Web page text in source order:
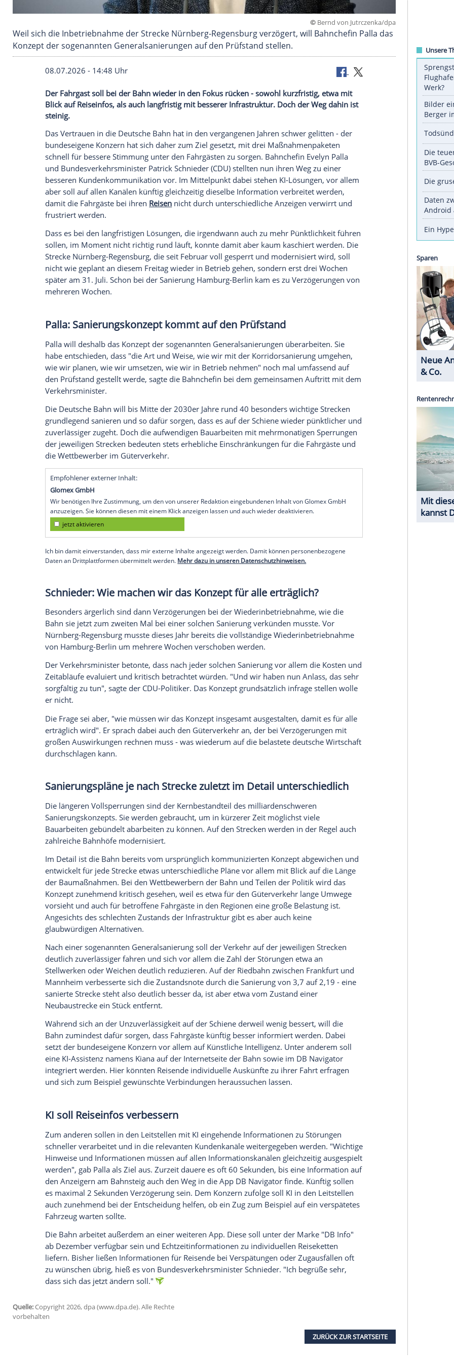
Bernd von
Weil sich die Inbetriebnahme der Strecke Nürnberg-Regensburg verzögert, will Bahnchefin
Konzept der sogenannten Generalsanierungen auf den Prüfstand stellen.
08.07.2026 - 14:48 Uhr
Der Fahrgast soll bei der Bahn wieder in den Fokus rücken - sowohl kurzfristig, etwa mit
Blick auf Reiseinfos, als auch langfristig mit besserer Infrastruktur. Doch der Weg dahin ist
steinig.
Das Vertrauen in die Deutsche Bahn hat in den vergangenen Jahren schwer gelitten - der
bundeseigene Konzern hat sich daher zum Ziel gesetzt, mit drei Maßnahmenpaketen
schnell für bessere Stimmung unter den Fahrgästen zu sorgen. Bahnchefin Evelyn Palla
und Bundesverkehrsminister Patrick Schnieder (CDU) stellten nun ihren Weg zu einer
besseren Kundenkommunikation vor. Im Mittelpunkt dabei stehen KI-Lösungen, vor allem
aber soll auf allen Kanälen künftig gleichzeitig dieselbe Information verbreitet werden,
damit die Fahrgäste bei ihren
nicht durch unterschiedliche Anzeigen verwirrt und
frustriert werden.
Dass es bei den langfristigen Lösungen, die irgendwann auch zu mehr Pünktlichkeit führen
sollen, im Moment nicht richtig rund läuft, konnte damit aber kaum kaschiert werden. Die
Strecke Nürnberg-Regensburg, die seit Februar voll gesperrt und modernisiert wird, soll
nicht wie geplant an diesem Freitag wieder in Betrieb gehen, sondern erst drei Wochen
später am 31. Juli. Schon bei der Sanierung Hamburg-Berlin kam es zu Verzögerungen von
mehreren Wochen.
Palla: Sanierungskonzept kommt auf den Prüfstand
Palla will deshalb das Konzept der sogenannten Generalsanierungen überarbeiten. Sie
habe entschieden, dass "die Art und Weise, wie wir mit der Korridorsanierung umgehen,
wie wir planen, wie wir umsetzen, wie wir in Betrieb nehmen" noch mal umfassend auf
den Prüfstand gestellt werde, sagte die Bahnchefin bei dem gemeinsamen Auftritt mit dem
Verkehrsminister.
Die Deutsche Bahn will bis Mitte der 2030er Jahre rund 40 besonders wichtige Strecken
grundlegend sanieren und so dafür sorgen, dass es auf der Schiene wieder pünktlicher und
zuverlässiger zugeht. Doch die aufwendigen Bauarbeiten mit mehrmonatigen Sperrungen
der jeweiligen Strecken bedeuten stets erhebliche Einschränkungen für die Fahrgäste und
die Wettbewerber im Güterverkehr.
Empfohlener externer Inhalt:
Glomex GmbH
Wir benötigen Ihre Zustimmung, um den von unserer Redaktion eingebundenen Inhalt von Glomex GmbH
jetzt aktivieren
Ich bin damit einverstanden, dass mir externe Inhalte angezeigt werden. Damit können personenbezogene
Schnieder: Wie machen wir das Konzept für alle erträglich?
Besonders ärgerlich sind dann Verzögerungen bei der Wiederinbetriebnahme, wie die
Bahn sie jetzt zum zweiten Mal bei einer solchen Sanierung verkünden musste. Vor
Nürnberg-Regensburg musste dieses Jahr bereits die vollständige Wiederinbetriebnahme
von Hamburg-Berlin um mehrere Wochen verschoben werden.
Der Verkehrsminister betonte, dass nach jeder solchen Sanierung vor allem die Kosten und
Zeitabläufe evaluiert und kritisch betrachtet würden. "Und wir haben nun Anlass, das sehr
sorgfältig zu tun", sagte der CDU-Politiker. Das Konzept grundsätzlich infrage stellen wolle
er nicht.
Die Frage sei aber, "wie müssen wir das Konzept insgesamt ausgestalten, damit es für alle
erträglich wird". Er sprach dabei auch den Güterverkehr an, der bei Verzögerungen mit
großen Auswirkungen rechnen muss - was wiederum auf die belastete deutsche Wirtschaft
durchschlagen kann.
Sanierungspläne je nach Strecke zuletzt im Detail unterschiedlich
Die längeren Vollsperrungen sind der Kernbestandteil des milliardenschweren
Sanierungskonzepts. Sie werden gebraucht, um in kürzerer Zeit möglichst viele
Bauarbeiten gebündelt abarbeiten zu können. Auf den Strecken werden in der Regel auch
Im Detail ist die Bahn bereits vom ursprünglich kommunizierten Konzept abgewichen und
entwickelt für jede Strecke etwas unterschiedliche Pläne vor allem mit Blick auf die Länge
der Baumaßnahmen. Bei den Wettbewerbern der Bahn und Teilen der Politik wird das
Konzept zunehmend kritisch gesehen, weil es etwa für den Güterverkehr lange Umwege
vorsieht und auch für betroffene Fahrgäste in den Regionen eine große Belastung ist.
Angesichts des schlechten Zustands der Infrastruktur gibt es aber auch keine
glaubwürdigen Alternativen.
Nach einer sogenannten Generalsanierung soll der Verkehr auf der jeweiligen Strecken
deutlich zuverlässiger fahren und sich vor allem die Zahl der Störungen etwa an
Stellwerken oder Weichen deutlich reduzieren. Auf der Riedbahn zwischen Frankfurt und
Mannheim verbesserte sich die Zustandsnote durch die Sanierung von 3,7 auf 2,19 - eine
sanierte Strecke steht also deutlich besser da, ist aber etwa vom Zustand einer
Neubaustrecke ein Stück entfernt.
Während sich an der Unzuverlässigkeit auf der Schiene derweil wenig bessert, will die
Bahn zumindest dafür sorgen, dass Fahrgäste künftig besser informiert werden. Dabei
setzt der bundeseigene Konzern vor allem auf Künstliche Intelligenz. Unter anderem soll